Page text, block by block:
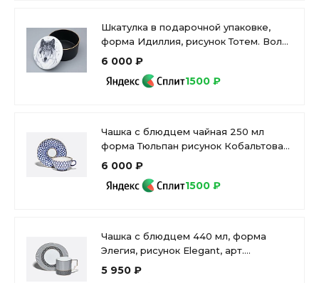
Шкатулка в подарочной упаковке,
форма Идиллия, рисунок Тотем. Волк
арт. 81.31593.00.1
6 000 ₽
1500 ₽
Чашка с блюдцем чайная 250 мл
форма Тюльпан рисунок Кобальтовая
сетка арт. 81.10105.00.1
6 000 ₽
1500 ₽
Чашка с блюдцем 440 мл, форма
Элегия, рисунок Elegant, арт.
81.34915.00.1
5 950 ₽